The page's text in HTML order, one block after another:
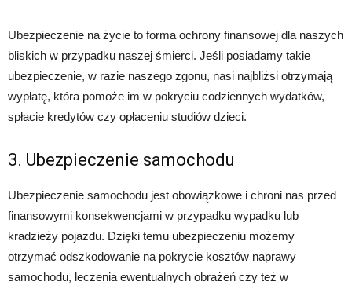
Ubezpieczenie na życie to forma ochrony finansowej dla naszych
bliskich w przypadku naszej śmierci. Jeśli posiadamy takie
ubezpieczenie, w razie naszego zgonu, nasi najbliżsi otrzymają
wypłatę, która pomoże im w pokryciu codziennych wydatków,
spłacie kredytów czy opłaceniu studiów dzieci.
3. Ubezpieczenie samochodu
Ubezpieczenie samochodu jest obowiązkowe i chroni nas przed
finansowymi konsekwencjami w przypadku wypadku lub
kradzieży pojazdu. Dzięki temu ubezpieczeniu możemy
otrzymać odszkodowanie na pokrycie kosztów naprawy
samochodu, leczenia ewentualnych obrażeń czy też w